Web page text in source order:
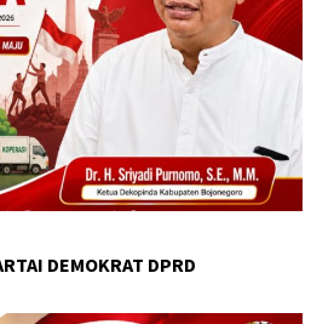
DEMOKRAT DPRD